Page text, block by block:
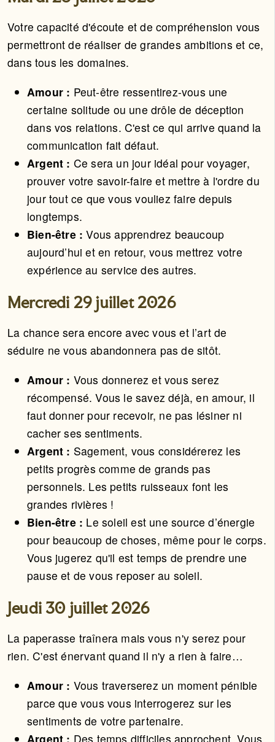
Votre capacité d'écoute et de compréhension vous
permettront de réaliser de grandes ambitions et ce,
dans tous les domaines.
Amour : Peut-être ressentirez-vous une
certaine solitude ou une drôle de déception
dans vos relations. C'est ce qui arrive quand la
communication fait défaut.
Argent : Ce sera un jour idéal pour voyager,
prouver votre savoir-faire et mettre à l'ordre du
jour tout ce que vous vouliez faire depuis
longtemps.
Bien-être :Vous apprendrez beaucoup
aujourd’hui et en retour, vous mettrez votre
expérience au service des autres.
Mercredi 29 juillet 2026
La chance sera encore avec vous et l’art de
séduire ne vous abandonnera pas de sitôt.
Amour : Vous donnerez et vous serez
récompensé. Vous le savez déjà, en amour, il
faut donner pour recevoir, ne pas lésiner ni
cacher ses sentiments.
Argent : Sagement, vous considérerez les
petits progrès comme de grands pas
personnels. Les petits ruisseaux font les
grandes rivières !
Bien-être : Le soleil est une source d’énergie
pour beaucoup de choses, même pour le corps.
Vous jugerez qu'il est temps de prendre une
pause et de vous reposer au soleil.
Jeudi 30 juillet 2026
La paperasse traînera mais vous n'y serez pour
rien. C'est énervant quand il n'y a rien à faire…
Amour : Vous traverserez un moment pénible
parce que vous vous interrogerez sur les
sentiments de votre partenaire.
Argent : Des temps difficiles approchent. Vous